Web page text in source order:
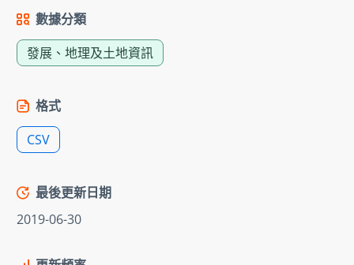
數據分類
發展、地理及土地資訊
格式
CSV
最後更新日期
2019-06-30